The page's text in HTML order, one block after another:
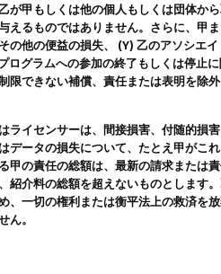
が甲もしくは他の個人もしくは団体か
えるものではありません。さらに、甲
の他の便益の損失、 (Y) 乙のアソシエ
ログラムへの参加の終了もしくは停止
限できない補償、責任または表明を除
ライセンサーは、間接損害、付随的損
データの損失について、たとえ甲がこ
甲の責任の総額は、最新の請求または
紹介料の総額を超えないものとします
、一切の権利または衡平法上の救済を
ん。